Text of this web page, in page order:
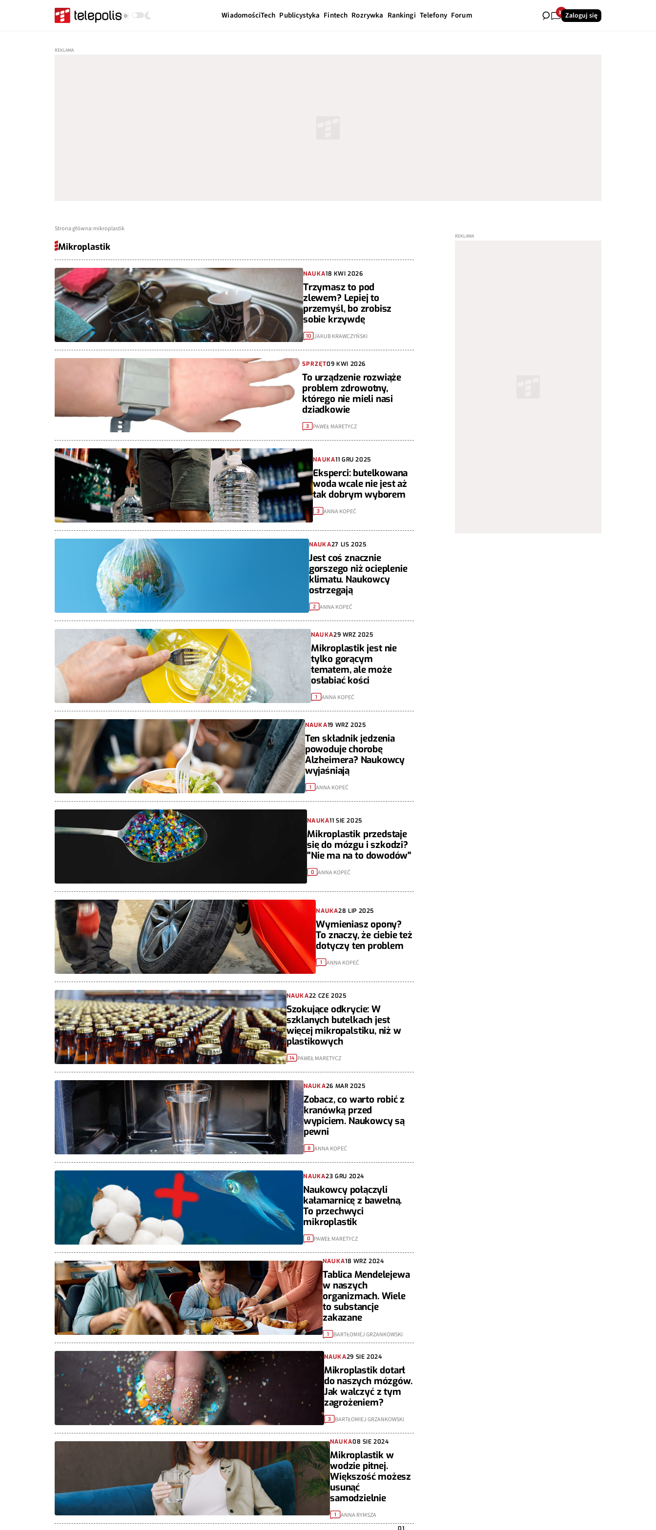
WiadomościTech Publicystyka Fintech Rozrywka Rankingi Telefony Forum 34Zaloguj się
Strona główna mikroplastik
Mikroplastik
NAUKA18 KWI 2026
Trzymasz to pod
zlewem? Lepiej to
przemyśl, bo zrobisz
sobie krzywdę
10 JAKUB KRAWCZYŃSKI
SPRZĘT09 KWI 2026
To urządzenie rozwiąże
problem zdrowotny,
którego nie mieli nasi
dziadkowie
3 PAWEŁ MARETYCZ
NAUKA11 GRU 2025
Eksperci: butelkowana
woda wcale nie jest aż
tak dobrym wyborem
3 ANNA KOPEĆ
NAUKA27 LIS 2025
Jest coś znacznie
gorszego niż ocieplenie
klimatu. Naukowcy
ostrzegają
2 ANNA KOPEĆ
NAUKA29 WRZ 2025
Mikroplastik jest nie
tylko gorącym
tematem, ale może
osłabiać kości
1 ANNA KOPEĆ
NAUKA19 WRZ 2025
Ten składnik jedzenia
powoduje chorobę
Alzheimera? Naukowcy
wyjaśniają
1 ANNA KOPEĆ
NAUKA11 SIE 2025
Mikroplastik przedstaje
się do mózgu i szkodzi?
"Nie ma na to dowodów"
0 ANNA KOPEĆ
NAUKA28 LIP 2025
Wymieniasz opony?
To znaczy, że ciebie też
dotyczy ten problem
1 ANNA KOPEĆ
NAUKA22 CZE 2025
Szokujące odkrycie: W
szklanych butelkach jest
więcej mikropalstiku, niż w
plastikowych
14 PAWEŁ MARETYCZ
NAUKA26 MAR 2025
Zobacz, co warto robić z
kranówką przed
wypiciem. Naukowcy są
pewni
8 ANNA KOPEĆ
NAUKA23 GRU 2024
Naukowcy połączyli
kałamarnicę z bawełną.
To przechwyci
mikroplastik
0 PAWEŁ MARETYCZ
NAUKA18 WRZ 2024
Tablica Mendelejewa
w naszych
organizmach. Wiele
to substancje
zakazane
1 BARTŁOMIEJ GRZANKOWSKI
NAUKA29 SIE 2024
Mikroplastik dotarł
do naszych mózgów.
Jak walczyć z tym
zagrożeniem?
3 BARTŁOMIEJ GRZANKOWSKI
NAUKA08 SIE 2024
Mikroplastik w
wodzie pitnej.
Większość możesz
usunąć
samodzielnie
1 ANNA RYMSZA